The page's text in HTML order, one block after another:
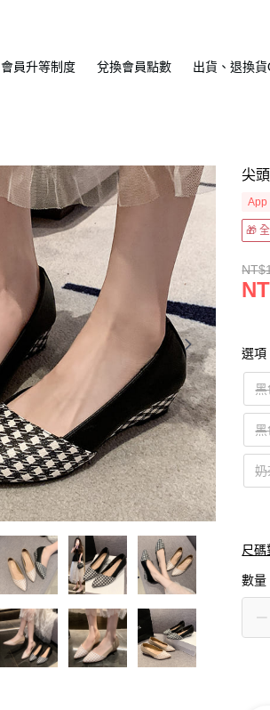
會員升等制度 兌換會員點數 出貨、退換貨
尖
App
🎁
選項
尺碼
數量